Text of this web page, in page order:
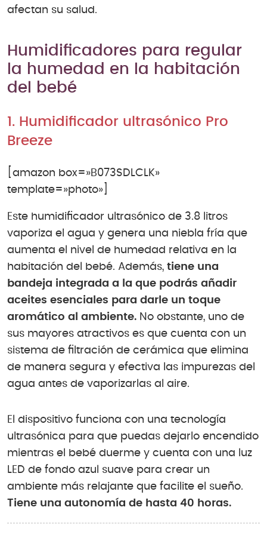
afectan su salud.
Humidificadores para regular
la humedad en la habitación
del bebé
1. Humidificador ultrasónico Pro
Breeze
[amazon box=»B073SDLCLK»
template=»photo»]
Este humidificador ultrasónico de 3.8 litros
vaporiza el agua y genera una niebla fría que
aumenta el nivel de humedad relativa en la
habitación del bebé. Además, tiene una
bandeja integrada a la que podrás añadir
aceites esenciales para darle un toque
aromático al ambiente. No obstante, uno de
sus mayores atractivos es que cuenta con un
sistema de filtración de cerámica que elimina
de manera segura y efectiva las impurezas del
agua antes de vaporizarlas al aire.
El dispositivo funciona con una tecnología
ultrasónica para que puedas dejarlo encendido
mientras el bebé duerme y cuenta con una luz
LED de fondo azul suave para crear un
ambiente más relajante que facilite el sueño.
Tiene una autonomía de hasta 40 horas.